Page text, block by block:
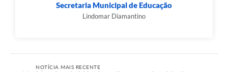
Secretaria Municipal de Educação
Lindomar Diamantino
NOTÍCIA MAIS RECENTE